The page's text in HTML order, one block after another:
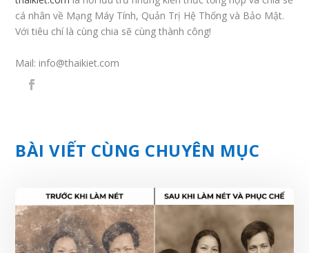
cá nhân về Mạng Máy Tính, Quản Trị Hệ Thống và Bảo Mật.
Với tiêu chí là cùng chia sẽ cùng thành công!
Mail: info@thaikiet.com
BÀI VIẾT CÙNG CHUYÊN MỤC